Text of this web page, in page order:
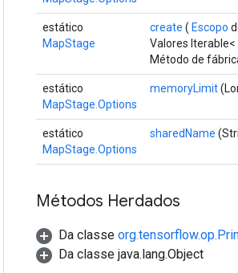
estático
MapStage
create ( Escopo
Valores Iterable<
Método de
estático
MapStage.Options
memoryLimit
estático
MapStage.Options
sharedName
Métodos Herdados
Da classe
Da classe java.lang.Object